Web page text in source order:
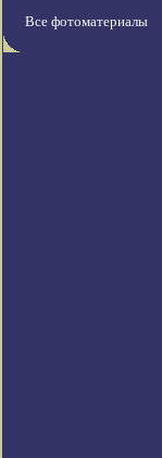
Все фотоматериалы